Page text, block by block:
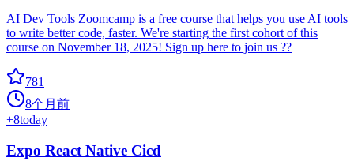
AI Dev Tools Zoomcamp is a free course that helps you use AI tools
to write better code, faster. We're starting the first cohort of this
course on November 18, 2025! Sign up here to join us ??
781
8个月前
+8today
Expo React Native Cicd